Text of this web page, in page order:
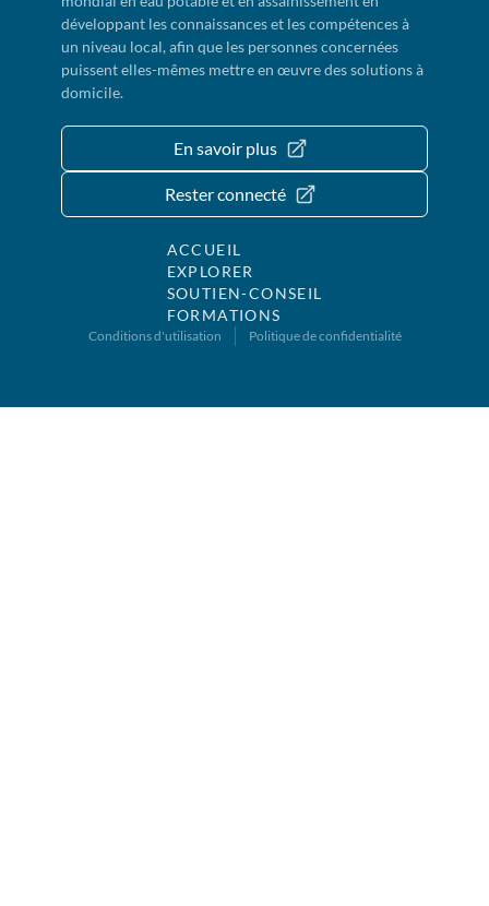
développant les connaissances et les compétences à
un niveau local, afin que les personnes concernées
puissent elles-mêmes mettre en œuvre des solutions à
domicile.
En savoir plus
Rester connecté
ACCUEIL
EXPLORER
SOUTIEN-CONSEIL
FORMATIONS
Conditions d'utilisation Politique de confidentialité